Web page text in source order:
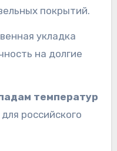
покрытий.
укладка
на долгие
российского